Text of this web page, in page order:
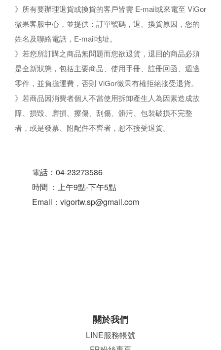
》所有要辦理退貨或換貨的客戶皆需 E-mail或來電至 ViGor
微果客服中心，並提供：訂單號碼，退、換貨原因，您的
姓名及聯絡電話，E-mail地址。
》若您所訂購之商品無問題而您欲退貨，退回的商品必須
是全新狀態，包括主要商品、使用手冊、註冊回函、週邊
零件，並負擔運費，否則 ViGor微果有權拒絕接受退貨。
》若商品因消費者個人不當使用拆卸產生人為因素造成故
障、損毀、磨損、擦傷、刮傷、髒污、包裝破損不完整
者，或是發票、附配件不齊者，恕不接受退貨。
電話：04-23273586
時間 ：上午9點-下午5點
Email：vigortw.sp@gmail.com
關於我們
LINE服務帳號